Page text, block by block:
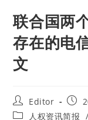
联合国两
存在的电
文
Post
author:
Editor
Post
Post 人权资讯简报 /